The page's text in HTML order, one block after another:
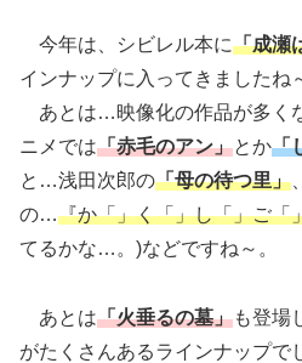
今年は、シビレル本に「成瀬
インナップに入ってきましたね
あとは…映像化の作品が多く
ニメでは「赤毛のアン」とか「
と…浅田次郎の「母の待つ里」
の…『か「」く「」し「」ご「
てるかな…。)などですね～。
あとは「火垂るの墓」も登場
がたくさんあるラインナップで